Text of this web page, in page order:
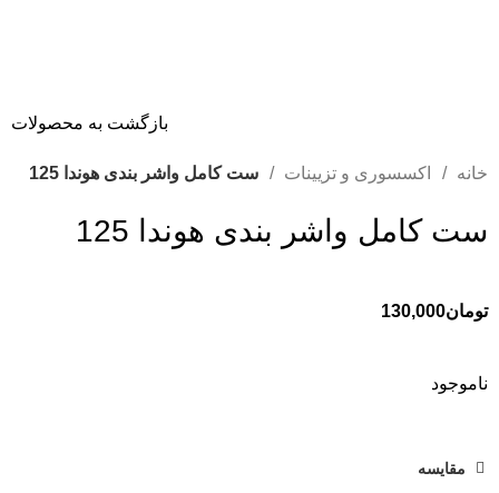
بازگشت به محصولات
خانه اکسسوری و تزیینات ست کامل واشر بندی هوندا 125
ست کامل واشر بندی هوندا 125
تومان130,000
ناموجود
مقایسه